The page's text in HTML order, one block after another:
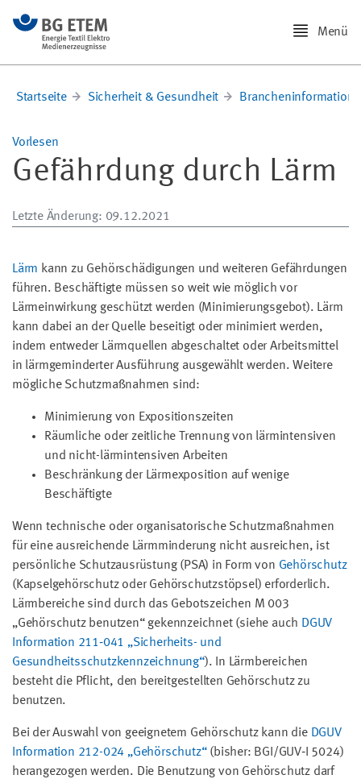
Menü
Startseite Sicherheit & Gesundheit
Vorlesen
Gefährdung durch Lärm
Letzte Änderung: 09.12.2021
Lärm kann zu Gehörschädigungen und weiteren Gefährdungen
führen. Beschäftigte müssen so weit wie möglich vor
Lärmeinwirkung geschützt werden (Minimierungsgebot). Lärm
kann dabei an der Quelle beseitigt oder minimiert werden,
indem entweder Lärmquellen abgeschaltet oder Arbeitsmittel
in lärmgeminderter Ausführung ausgewählt werden. Weitere
mögliche Schutzmaßnahmen sind:
Minimierung von Expositionszeiten
Räumliche oder zeitliche Trennung von lärmintensiven
und nicht-lärmintensiven Arbeiten
Beschränkung der Lärmexposition auf wenige
Beschäftigte
Wenn technische oder organisatorische Schutzmaßnahmen
für eine ausreichende Lärmminderung nicht ausreichen, ist
persönliche Schutzausrüstung (PSA) in Form von Gehörschutz
(Kapselgehörschutz oder Gehörschutzstöpsel) erforderlich.
Lärmbereiche sind durch das Gebotszeichen M 003
„Gehörschutz benutzen“ gekennzeichnet (siehe auch DGUV
Information 211‑041 „Sicherheits- und
Gesundheitsschutzkennzeichnung“). In Lärmbereichen
besteht die Pflicht, den bereitgestellten Gehörschutz zu
benutzen.
Bei der Auswahl von geeignetem Gehörschutz kann die DGUV
Information 212-024 „Gehörschutz“(bisher: BGI/GUV‑I 5024)
herangezogen werden. Die Benutzung von Gehörschutz darf